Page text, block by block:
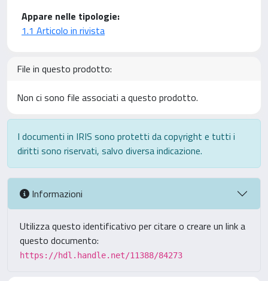
Appare nelle tipologie:
1.1 Articolo in rivista
File in questo prodotto:
Non ci sono file associati a questo prodotto.
I documenti in IRIS sono protetti da copyright e tutti i
diritti sono riservati, salvo diversa indicazione.
Informazioni
Utilizza questo identificativo per citare o creare un link a
questo documento:
https://hdl.handle.net/11388/84273